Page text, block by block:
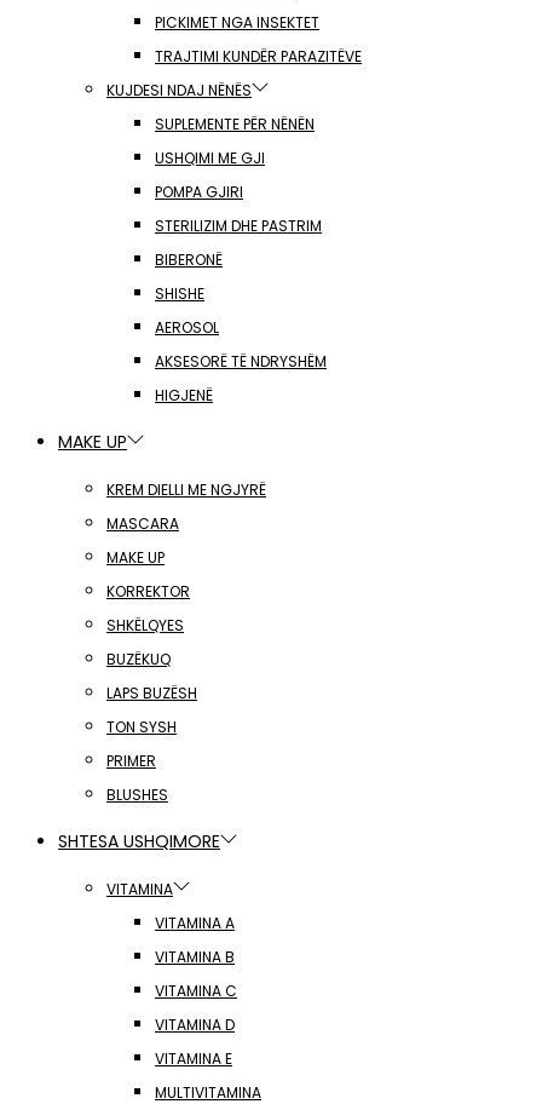
PICKIMET NGA INSEKTET
TRAJTIMI KUNDËR PARAZITËVE
KUJDESI NDAJ NËNËS
SUPLEMENTE PËR NËNËN
USHQIMI ME GJI
POMPA GJIRI
STERILIZIM DHE PASTRIM
BIBERONË
SHISHE
AEROSOL
AKSESORË TË NDRYSHËM
HIGJENË
MAKE UP
KREM DIELLI ME NGJYRË
MASCARA
MAKE UP
KORREKTOR
SHKËLQYES
BUZËKUQ
LAPS BUZËSH
TON SYSH
PRIMER
BLUSHES
SHTESA USHQIMORE
VITAMINA
VITAMINA A
VITAMINA B
VITAMINA C
VITAMINA D
VITAMINA E
MULTIVITAMINA